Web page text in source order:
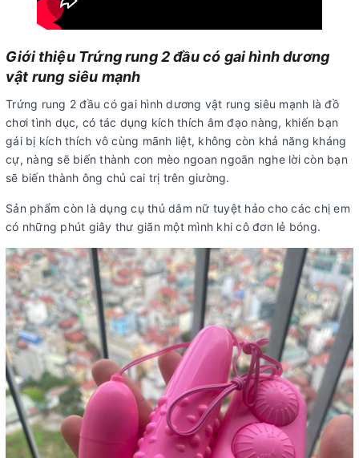
Giới thiệu Trứng rung 2 đầu có gai hình dương
vật rung siêu mạnh
Trứng rung 2 đầu có gai hình dương vật rung siêu mạnh là đồ
chơi tình dục, có tác dụng kích thích âm đạo nàng, khiến bạn
gái bị kích thích vô cùng mãnh liệt, không còn khả năng kháng
cự, nàng sẽ biến thành con mèo ngoan ngoãn nghe lời còn bạn
sẽ biến thành ông chủ cai trị trên giường.
Sản phẩm còn là dụng cụ thủ dâm nữ tuyệt hảo cho các chị em
có những phút giây thư giãn một mình khi cô đơn lẻ bóng.